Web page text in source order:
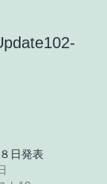
日発表